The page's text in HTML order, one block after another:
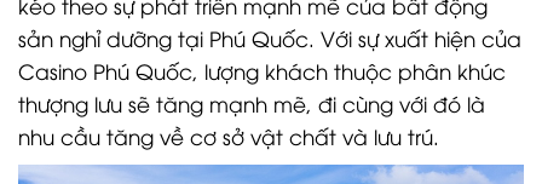
sản nghỉ dưỡng tại Phú Quốc. Với sự xuất hiện của
Casino Phú Quốc, lượng khách thuộc phân khúc
thượng lưu sẽ tăng mạnh mẽ, đi cùng với đó là
nhu cầu tăng về cơ sở vật chất và lưu trú.